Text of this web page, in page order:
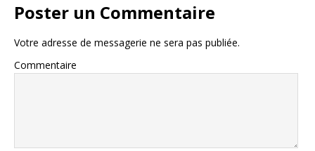
Poster un Commentaire
Votre adresse de messagerie ne sera pas publiée.
Commentaire